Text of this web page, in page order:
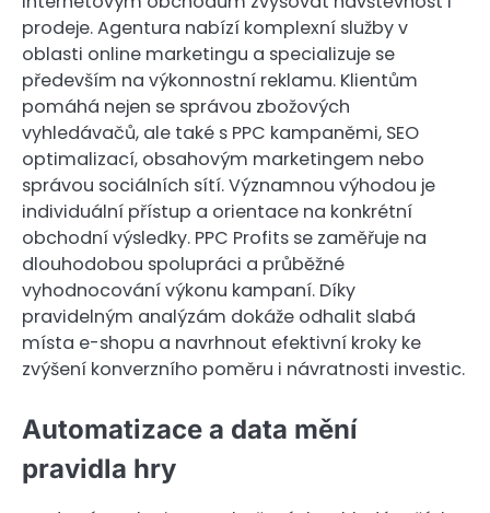
prodeje. Agentura nabízí komplexní služby v
oblasti online marketingu a specializuje se
především na výkonnostní reklamu. Klientům
pomáhá nejen se správou zbožových
vyhledávačů, ale také s PPC kampaněmi, SEO
optimalizací, obsahovým marketingem nebo
správou sociálních sítí. Významnou výhodou je
individuální přístup a orientace na konkrétní
obchodní výsledky. PPC Profits se zaměřuje na
dlouhodobou spolupráci a průběžné
vyhodnocování výkonu kampaní. Díky
pravidelným analýzám dokáže odhalit slabá
místa e-shopu a navrhnout efektivní kroky ke
zvýšení konverzního poměru i návratnosti investic.
Automatizace a data mění
pravidla hry